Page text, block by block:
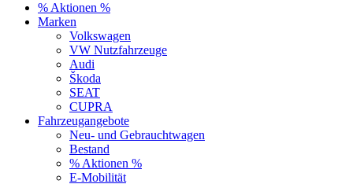
% Aktionen %
Marken
Volkswagen
VW Nutzfahrzeuge
Audi
Škoda
SEAT
CUPRA
Fahrzeugangebote
Neu- und Gebrauchtwagen
Bestand
% Aktionen %
E-Mobilität